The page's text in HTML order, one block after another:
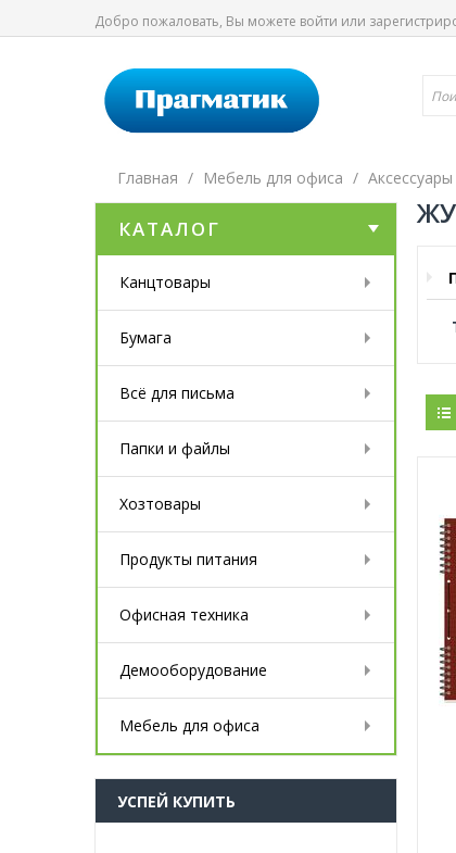
Добро пожаловать, Вы можете войти или
Главная Мебель для офиса Аксессуары
КАТАЛОГ
Канцтовары
Бумага
Всё для письма
Папки и файлы
Хозтовары
Продукты питания
Офисная техника
Демооборудование
Мебель для офиса
УСПЕЙ КУПИТЬ